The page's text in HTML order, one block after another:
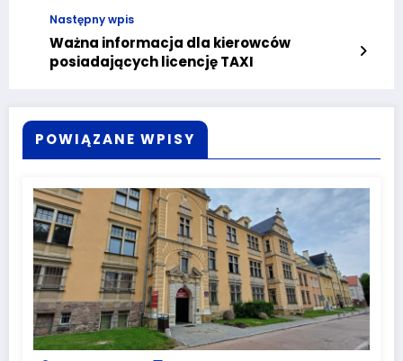
Następny wpis
Ważna informacja dla kierowców
posiadających licencję TAXI
POWIĄZANE WPISY